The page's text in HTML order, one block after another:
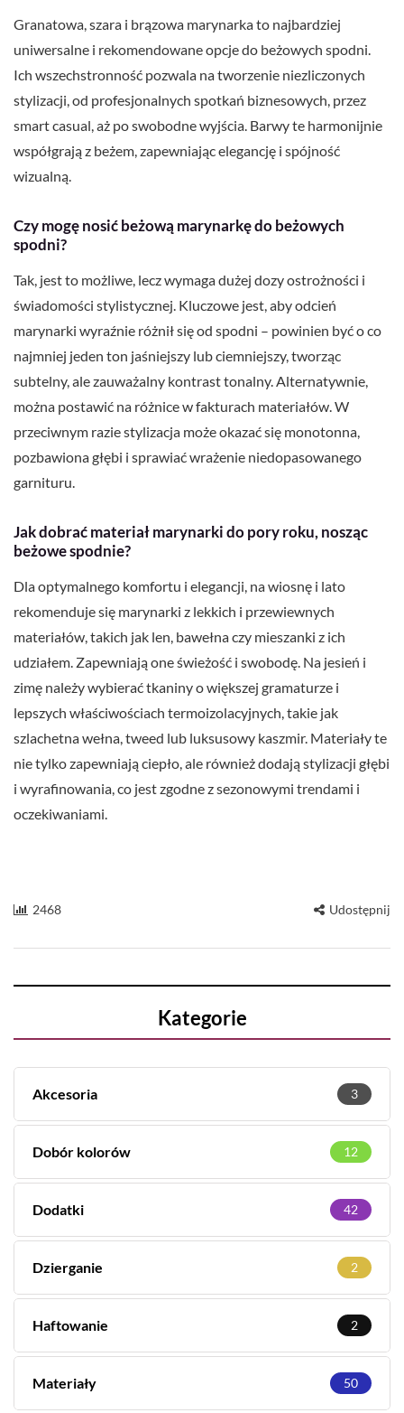
Granatowa, szara i brązowa marynarka to najbardziej
uniwersalne i rekomendowane opcje do beżowych spodni.
Ich wszechstronność pozwala na tworzenie niezliczonych
stylizacji, od profesjonalnych spotkań biznesowych, przez
smart casual, aż po swobodne wyjścia. Barwy te harmonijnie
współgrają z beżem, zapewniając elegancję i spójność
wizualną.
Czy mogę nosić beżową marynarkę do beżowych
spodni?
Tak, jest to możliwe, lecz wymaga dużej dozy ostrożności i
świadomości stylistycznej. Kluczowe jest, aby odcień
marynarki wyraźnie różnił się od spodni – powinien być o co
najmniej jeden ton jaśniejszy lub ciemniejszy, tworząc
subtelny, ale zauważalny kontrast tonalny. Alternatywnie,
można postawić na różnice w fakturach materiałów. W
przeciwnym razie stylizacja może okazać się monotonna,
pozbawiona głębi i sprawiać wrażenie niedopasowanego
garnituru.
Jak dobrać materiał marynarki do pory roku, nosząc
beżowe spodnie?
Dla optymalnego komfortu i elegancji, na wiosnę i lato
rekomenduje się marynarki z lekkich i przewiewnych
materiałów, takich jak len, bawełna czy mieszanki z ich
udziałem. Zapewniają one świeżość i swobodę. Na jesień i
zimę należy wybierać tkaniny o większej gramaturze i
lepszych właściwościach termoizolacyjnych, takie jak
szlachetna wełna, tweed lub luksusowy kaszmir. Materiały te
nie tylko zapewniają ciepło, ale również dodają stylizacji głębi
i wyrafinowania, co jest zgodne z sezonowymi trendami i
oczekiwaniami.
2468 Udostępnij
Kategorie
Akcesoria 3
Dobór kolorów 12
Dodatki 42
Dzierganie 2
Haftowanie 2
Materiały 50